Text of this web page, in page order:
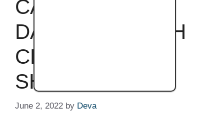
CARA MENCARI
DAN MENAMBAH
CHANNEL TV
SHARP
June 2, 2022 by Deva